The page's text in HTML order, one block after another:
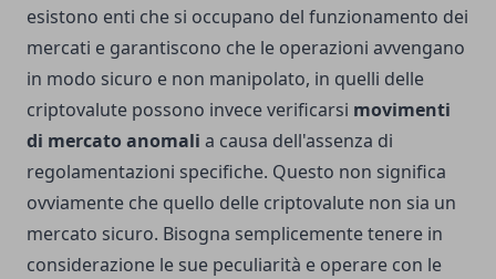
esistono enti che si occupano del funzionamento dei
mercati e garantiscono che le operazioni avvengano
in modo sicuro e non manipolato, in quelli delle
criptovalute possono invece verificarsi movimenti
di mercato anomali a causa dell'assenza di
regolamentazioni specifiche. Questo non significa
ovviamente che quello delle criptovalute non sia un
mercato sicuro. Bisogna semplicemente tenere in
considerazione le sue peculiarità e operare con le